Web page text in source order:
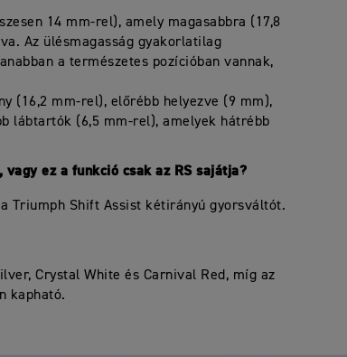
14 mm-rel), amely magasabbra (17,8
Az ülésmagasság gyakorlatilag
a természetes pozícióban vannak,
(16,2 mm-rel), előrébb helyezve (9 mm),
lábtartók (6,5 mm-rel), amelyek hátrébb
ez a funkció csak az RS sajátja?
Triumph Shift Assist kétirányú gyorsváltót.
Crystal White és Carnival Red, míg az
kapható.